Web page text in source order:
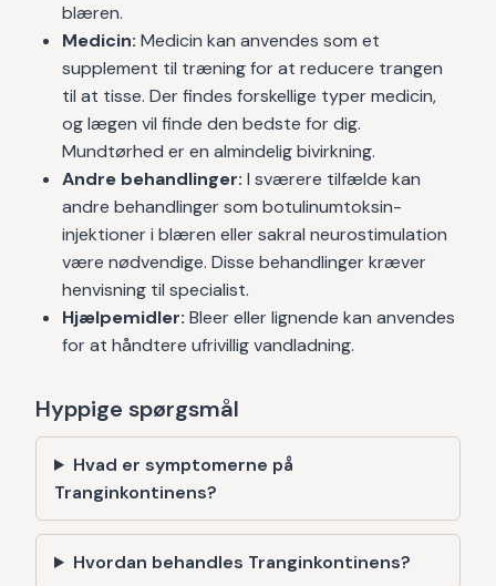
blæren.
Medicin: Medicin kan anvendes som et
supplement til træning for at reducere trangen
til at tisse. Der findes forskellige typer medicin,
og lægen vil finde den bedste for dig.
Mundtørhed er en almindelig bivirkning.
Andre behandlinger: I sværere tilfælde kan
andre behandlinger som botulinumtoksin-
injektioner i blæren eller sakral neurostimulation
være nødvendige. Disse behandlinger kræver
henvisning til specialist.
Hjælpemidler: Bleer eller lignende kan anvendes
for at håndtere ufrivillig vandladning.
Hyppige spørgsmål
Hvad er symptomerne på
Tranginkontinens?
Hvordan behandles Tranginkontinens?